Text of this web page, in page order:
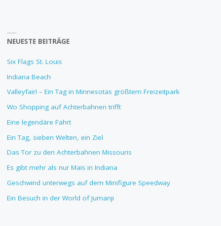
NEUESTE BEITRÄGE
Six Flags St. Louis
Indiana Beach
Valleyfair! – Ein Tag in Minnesotas größtem Freizeitpark
Wo Shopping auf Achterbahnen trifft
Eine legendäre Fahrt
Ein Tag, sieben Welten, ein Ziel
Das Tor zu den Achterbahnen Missouris
Es gibt mehr als nur Mais in Indiana
Geschwind unterwegs auf dem Minifigure Speedway
Ein Besuch in der World of Jumanji